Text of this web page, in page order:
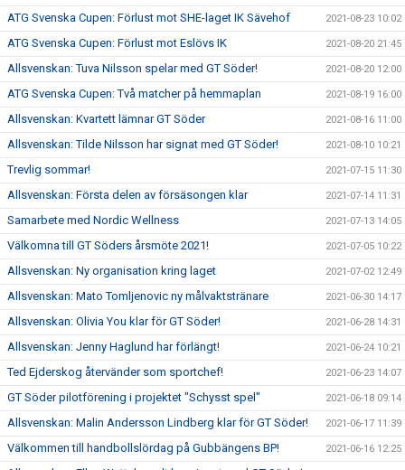
ATG Svenska Cupen: Förlust mot SHE-laget IK Sävehof 2021-08-23 10:02
ATG Svenska Cupen: Förlust mot Eslövs IK 2021-08-20 21:45
Allsvenskan: Tuva Nilsson spelar med GT Söder! 2021-08-20 12:00
ATG Svenska Cupen: Två matcher på hemmaplan 2021-08-19 16:00
Allsvenskan: Kvartett lämnar GT Söder 2021-08-16 11:00
Allsvenskan: Tilde Nilsson har signat med GT Söder! 2021-08-10 10:21
Trevlig sommar! 2021-07-15 11:30
Allsvenskan: Första delen av försäsongen klar 2021-07-14 11:31
Samarbete med Nordic Wellness 2021-07-13 14:05
Välkomna till GT Söders årsmöte 2021! 2021-07-05 10:22
Allsvenskan: Ny organisation kring laget 2021-07-02 12:49
Allsvenskan: Mato Tomljenovic ny målvaktstränare 2021-06-30 14:17
Allsvenskan: Olivia You klar för GT Söder! 2021-06-28 14:31
Allsvenskan: Jenny Haglund har förlängt! 2021-06-24 10:21
Ted Ejderskog återvänder som sportchef! 2021-06-23 14:07
GT Söder pilotförening i projektet "Schysst spel" 2021-06-18 09:14
Allsvenskan: Malin Andersson Lindberg klar för GT Söder! 2021-06-17 11:39
Välkommen till handbollslördag på Gubbängens BP! 2021-06-16 12:25